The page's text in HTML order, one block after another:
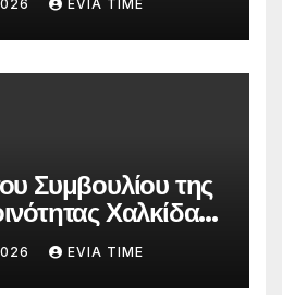
EVIA TIME
Συμβουλίου της
Χαλκίδας
EVIA TIME